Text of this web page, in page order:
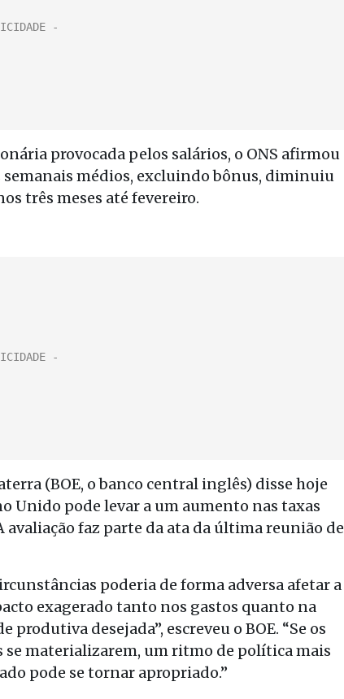
provocada pelos salários, o ONS afirmou
médios, excluindo bônus, diminuiu
três meses até fevereiro.
(BOE, o banco central inglês) disse hoje
Unido pode levar a um aumento nas taxas
avaliação faz parte da ata da última reunião de
poderia de forma adversa afetar a
exagerado tanto nos gastos quanto na
produtiva desejada”, escreveu o BOE. “Se os
materializarem, um ritmo de política mais
pode se tornar apropriado.”